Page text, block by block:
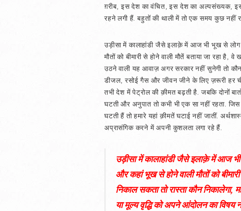
ग़रीब, इस देश का वंचित, इस देश का अल्पसंख्यक,
रहने लगी हैं. बहुतों की थाली में तो एक समय कुछ नहीं
उड़ीसा में कालाहांडी जैसे इलाक़े में आज भी भूख से
मौतों को बीमारी से होने वाली मौतें बताया जा रहा
उठने वाली यह आवाज़ अगर सरकार नहीं सुनेगी तो
डीजल, रसोई गैस और जीवन जीने के लिए ज़रूरी हर
तभी देश में पेट्रोल की क़ीमत बढ़ती है. जबकि दोनों
घटती और अनुपात तो कभी भी एक सा नहीं रहता.
घटती हैं तो हमारे यहां क़ीमतें घटाई नहीं जातीं.
अप्रासंगिक करने में अपनी कुशलता लगा रहे हैं.
उड़ीसा में कालाहांडी जैसे इलाक़े में आज
और कहां भूख से होने वाली मौतों को
निकाल सकता तो रास्ता कौन
या मूल्य वृद्धि को अपने आंदोलन का विषय